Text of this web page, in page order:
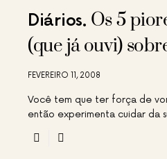
Diários Os 5
(que já ouvi)
FEVEREIRO 11, 2008
Você tem que ter força de
então experimenta cuidar da